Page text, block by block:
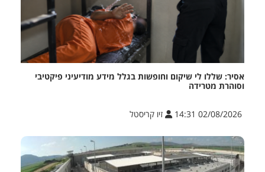
אסיר: שללו לי שיקום וחופשות בגלל מידע מודיעיני פיקטיבי
וסוהרת מטרידה
02/08/2026 14:31 זיו קריסטל